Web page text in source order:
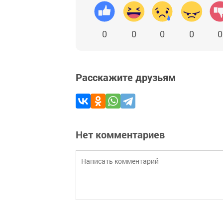
0 0 0 0 0
Расскажите друзьям
Нет комментариев